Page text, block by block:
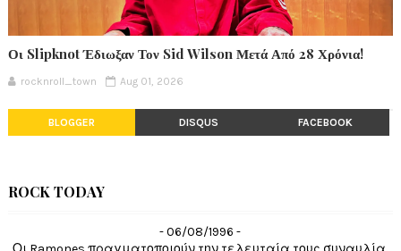
Οι Slipknot Έδιωξαν Τον Sid Wilson Μετά Από 28 Χρόνια!
rocknroll_town Aug 01, 2026
BLOGGER DISQUS FACEBOOK
ROCK TODAY
- 06/08/1996 -